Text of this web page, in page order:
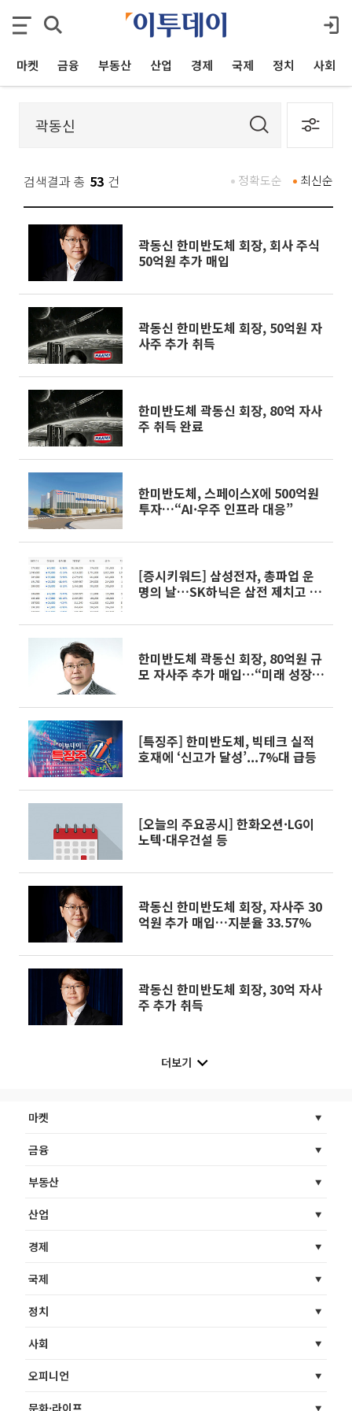
마켓 금융 부동산 산업 경제 국제 정치 사회
검색결과 총 53 건 최신순
정확도순
곽동신 한미반도체 회장, 회사 주식
50억원 추가 매입
곽동신 한미반도체 회장, 50억원 자
사주 추가 취득
한미반도체 곽동신 회장, 80억 자사
주 취득 완료
한미반도체, 스페이스X에 500억원
투자…“AI·우주 인프라 대응”
[증시키워드] 삼성전자, 총파업 운
명의 날…SK하닉은 삼전 제치고 경
한미반도체 곽동신 회장, 80억원 규
모 자사주 추가 매입…“미래 성장성
[특징주] 한미반도체, 빅테크 실적
호재에 ‘신고가 달성’...7%대 급등
[오늘의 주요공시] 한화오션·LG이
노텍·대우건설 등
곽동신 한미반도체 회장, 자사주 30
억원 추가 매입…지분율 33.57%
곽동신 한미반도체 회장, 30억 자사
주 추가 취득
더보기
마켓
금융
부동산
산업
경제
국제
정치
사회
오피니언
문화·라이프